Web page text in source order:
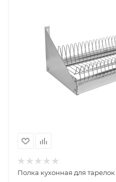
Полка кухонная для